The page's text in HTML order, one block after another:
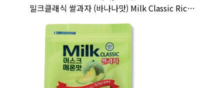
밀크클래식 쌀과자 (바나나맛) Milk Classic Ric…